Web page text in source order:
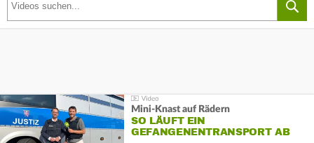
Mini-Knast auf Rädern
SO LÄUFT EIN
GEFANGENENTRANSPORT AB